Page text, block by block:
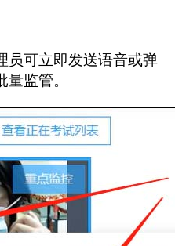
员可立即发送语音或弹
监管。